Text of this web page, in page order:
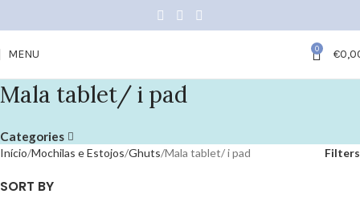
MENU 0 €
Mala tablet/ i pad
Categories
Início Mochilas e Estojos Ghuts Mala tablet/ i pad Filters
SORT BY